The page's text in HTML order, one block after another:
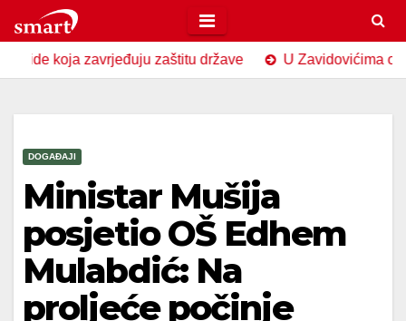
to
contentzavrjeđuju zaštitu države U Zavidovićima obilježen
DOGAĐAJI
Ministar Mušija
posjetio OŠ Edhem
Mulabdić: Na
proljeće počinje